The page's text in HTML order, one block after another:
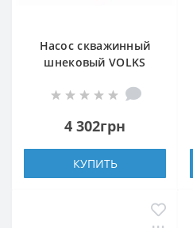
Насос скважинный
шнековый VOLKS
0,75кВт + кабель 15м
4 302грн
КУПИТЬ